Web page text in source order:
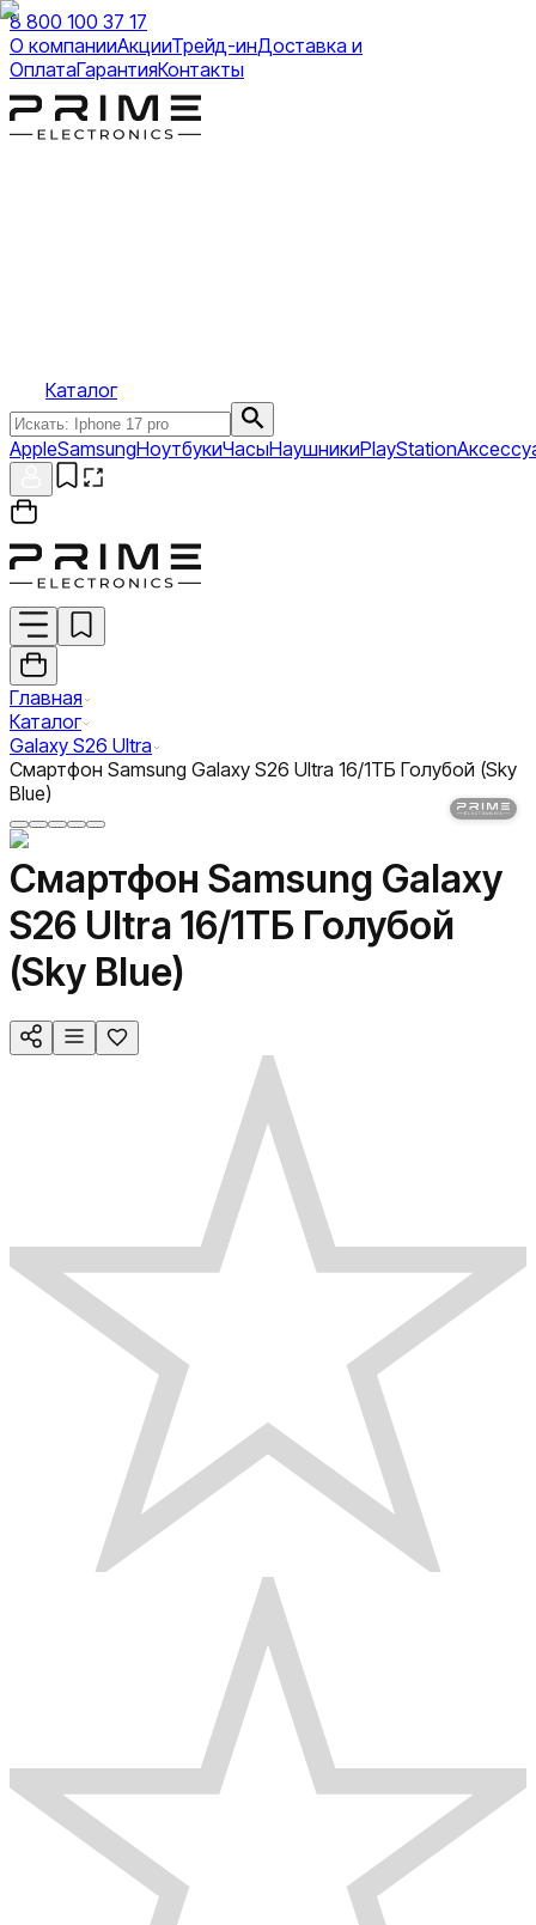
8 800 100 37 17
О компанииАкцииТрейд-инДоставка и
ОплатаГарантияКонтакты
Каталог
AppleSamsungНоутбукиЧасыНаушникиPlayStation
Главная
Каталог
Galaxy S26 Ultra
Смартфон Samsung Galaxy S26 Ultra 16/1ТБ Голубой (Sky
Blue)
Смартфон Samsung Galaxy
S26 Ultra 16/1ТБ Голубой
(Sky Blue)